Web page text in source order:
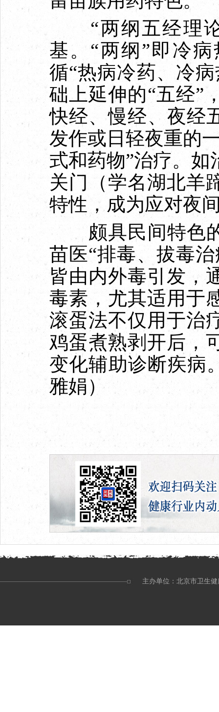
“两纲五经理论
基。“两纲”即冷
循“热病冷药、冷
础上延伸的“五经”
快经、慢经、夜经
发作或日轻夜重的
式和药物”治疗。
关门（学名湖北羊
特性，成为应对夜
颇具民间特色的
苗医“排毒、拔毒
皆由内外毒引发，
毒素，尤其适用于
滚蛋法不仅用于治
鸡蛋煮熟剥开后，
变化辅助诊断疾病
雅娟）
主办单位：北京市卫生